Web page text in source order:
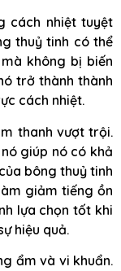
cách nhiệt tuyệt
thuỷ tinh có thể
không bị biến
trở thành thành
cách nhiệt.
thanh vượt trội.
giúp nó có khả
bông thuỷ tinh
giảm tiếng ồn
lựa chọn tốt khi
hiệu quả.
ẩm và vi khuẩn.